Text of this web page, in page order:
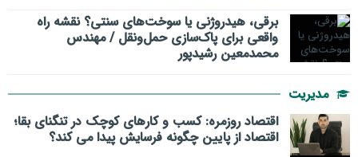
برقی، هیدروژنی یا سوخت‌های سنتی؟ نقشه راه
واقعی برای پاک‌سازی حمل‌ونقل / مهندس
محمدمعین رشیدپور
مدیریت
اقتصاد روزمره: کسب‌ و کارهای کوچک در تنگنای بقا؛
اقتصاد از پایین چگونه فرسایش پیدا می کند؟